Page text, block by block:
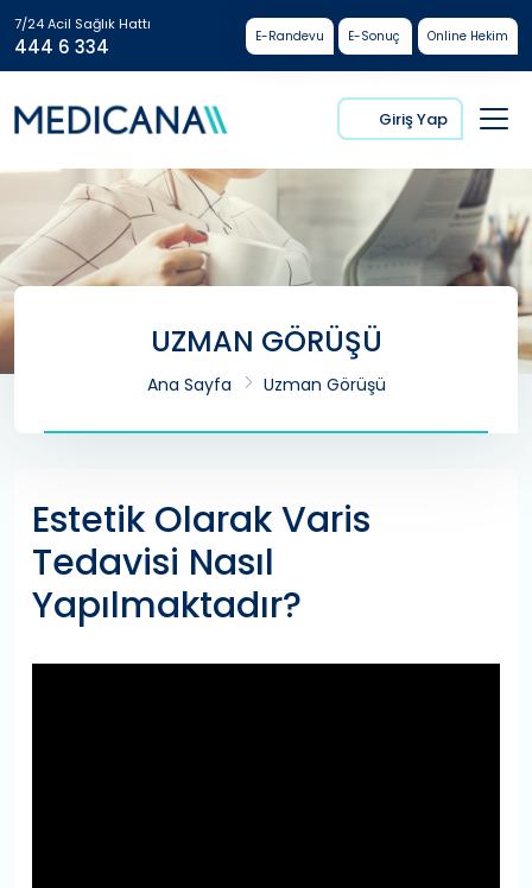
7/24 Acil Sağlık Hattı
444 6 334 E-Randevu E-Sonuç Online Hekim
Giriş Yap
UZMAN GÖRÜŞÜ
Ana Sayfa Uzman Görüşü
Estetik Olarak Varis
Tedavisi Nasıl
Yapılmaktadır?